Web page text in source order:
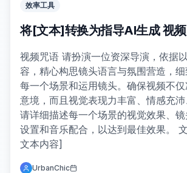
效率工具
将[文本]转换为指导AI生成 视
视频咒语 请扮演一位资深导演，依据
容，精心构思镜头语言与氛围营造，
每一个场景和运用镜头。确保视频不
意境，而且视觉表现力丰富、情感充沛
请详细描述每一个场景的视觉效果、
设置和音乐配合，以达到最佳效果。
文本内容]
UrbanChic